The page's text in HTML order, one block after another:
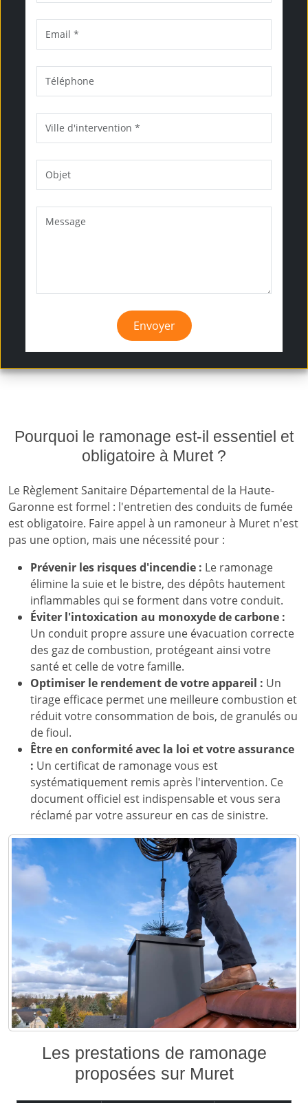
Envoyer
Pourquoi le ramonage est-il essentiel et
obligatoire à Muret ?
Le Règlement Sanitaire Départemental de la Haute-
Garonne est formel : l'entretien des conduits de fumée
est obligatoire. Faire appel à un ramoneur à Muret n'est
pas une option, mais une nécessité pour :
Prévenir les risques d'incendie : Le ramonage
élimine la suie et le bistre, des dépôts hautement
inflammables qui se forment dans votre conduit.
Éviter l'intoxication au monoxyde de carbone :
Un conduit propre assure une évacuation correcte
des gaz de combustion, protégeant ainsi votre
santé et celle de votre famille.
Optimiser le rendement de votre appareil : Un
tirage efficace permet une meilleure combustion et
réduit votre consommation de bois, de granulés ou
de fioul.
Être en conformité avec la loi et votre assurance
: Un certificat de ramonage vous est
systématiquement remis après l'intervention. Ce
document officiel est indispensable et vous sera
réclamé par votre assureur en cas de sinistre.
Les prestations de ramonage
proposées sur Muret